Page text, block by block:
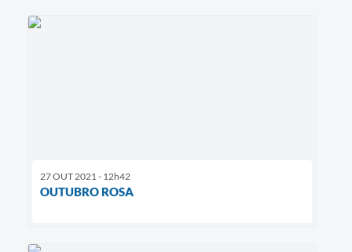
27 OUT 2021 - 12h42
OUTUBRO ROSA